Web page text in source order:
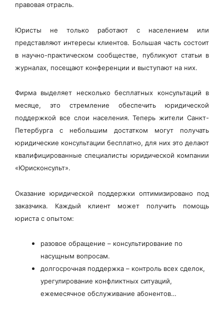
правовая отрасль.
Юристы не только работают с населением или
представляют интересы клиентов. Большая часть состоит
в научно-практическом сообществе, публикуют статьи в
журналах, посещают конференции и выступают на них.
Фирма выделяет несколько бесплатных консультаций в
месяце, это стремление обеспечить юридической
поддержкой все слои населения. Теперь жители Санкт-
Петербурга с небольшим достатком могут получать
юридические консультации бесплатно, для них это делают
квалифицированные специалисты юридической компании
«Юрисконсульт».
Оказание юридической поддержки оптимизировано под
заказчика. Каждый клиент может получить помощь
юриста с опытом:
разовое обращение – консультирование по
насущным вопросам.
долгосрочная поддержка – контроль всех сделок,
урегулирование конфликтных ситуаций,
ежемесячное обслуживание абонентов…